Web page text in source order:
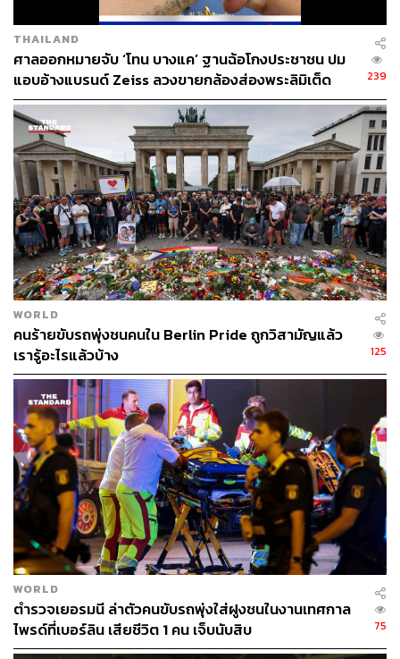
89
ABOUT THE AUTHOR
ปณชัย อารีเพิ่มพร
นักการตลาดผู้ฝักใฝ่ในแวดวงนวัตกรรมและ
เทคโนโลยี แต่บางทีก็เผลอมีใจให้วัฒนธรรม
POP อยู่ร่ำไป ใช้เวลาว่างไปกับการเสพศิลป์
และเฝ้ามองปรากฏการณ์ทางสังคม
THAILAND
ศาลออกหมายจับ ‘โทน บางแค’ ฐานฉ้อโกงประชาชน ปม
แอบอ้างแบรนด์ Zeiss ลวงขายกล้องส่องพระลิมิเต็ด
239
WORLD
คนร้ายขับรถพุ่งชนคนใน Berlin Pride ถูกวิสามัญแล้ว
เรารู้อะไรแล้วบ้าง
125
WORLD
ตำรวจเยอรมนี ล่าตัวคนขับรถพุ่งใส่ฝูงชนในงานเทศกาล
ไพรด์ที่เบอร์ลิน เสียชีวิต 1 คน เจ็บนับสิบ
75